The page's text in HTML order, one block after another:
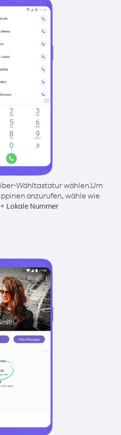
Wähltastatur wählen.Um
anzurufen, wähle wie
Lokale Nummer